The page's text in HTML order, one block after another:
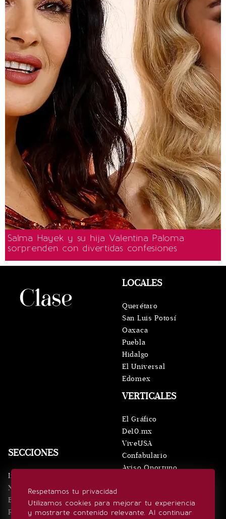
Salma Hayek y su hija Valentina Paloma
sorprenden con divertidas confesiones
Respetamos tu privacidad
Utilizamos cookies para mejorar tu experiencia
y mostrarte contenido relevante. Al continuar
SECCIONES
Inicio
Noticias
Eventos
Realeza
VERTICALES
El Gráfico
De10.mx
ViveUSA
Confabulario
Aviso Oportuno
LOCALES
Querétaro
San Luis Potosí
Oaxaca
Puebla
Hidalgo
El Universal
Edomex